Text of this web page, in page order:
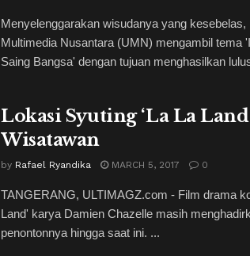
Menyelenggarakan wisudanya yang kesebelas,
Multimedia Nusantara (UMN) mengambil tema
Saing Bangsa' dengan tujuan menghasilkan
Lokasi Syuting ‘La La
Wisatawan
by Rafael Ryandika MARCH 5, 2017 0
TANGERANG, ULTIMAGZ.com - Film drama
Land' karya Damien Chazelle masih
penontonnya hingga saat ini. ...